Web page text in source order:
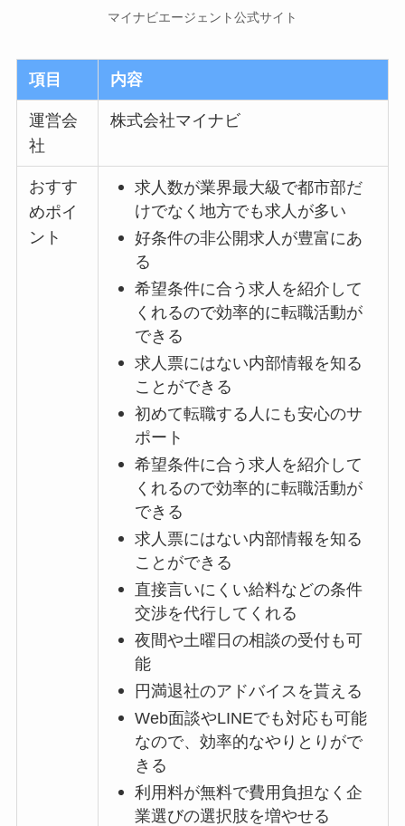
マイナビエージェント公式サイト
項目 内容
運営会
社
株式会社マイナビ
おすす
めポイ
ント
求人数が業界最大級で都市部だ
けでなく地方でも求人が多い
好条件の非公開求人が豊富にあ
る
希望条件に合う求人を紹介して
くれるので効率的に転職活動が
できる
求人票にはない内部情報を知る
ことができる
初めて転職する人にも安心のサ
ポート
希望条件に合う求人を紹介して
くれるので効率的に転職活動が
できる
求人票にはない内部情報を知る
ことができる
直接言いにくい給料などの条件
交渉を代行してくれる
夜間や土曜日の相談の受付も可
能
円満退社のアドバイスを貰える
Web面談やLINEでも対応も可能
なので、効率的なやりとりがで
きる
利用料が無料で費用負担なく企
業選びの選択肢を増やせる